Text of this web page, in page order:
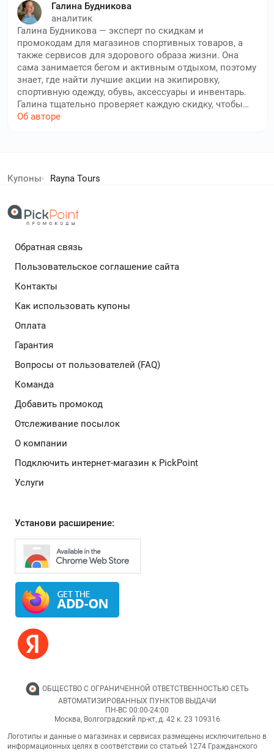
Галина Будникова
аналитик
Галина Будникова — эксперт по скидкам и
промокодам для магазинов спортивных товаров, а
также сервисов для здорового образа жизни. Она
сама занимается бегом и активным отдыхом, поэтому
знает, где найти лучшие акции на экипировку,
спортивную одежду, обувь, аксессуары и инвентарь.
Галина тщательно проверяет каждую скидку, чтобы
вы могли быть уверены в её актуальности и не
анализы в максимальной выгодой. Благодаря
лучшей цене, не упуская ни одной выгодной акции.
Об авторе
Купоны Rayna Tours
Обратная связь
Пользовательское соглашение сайта
Контакты
Как использовать купоны
Оплата
Гарантия
Вопросы от пользователей (FAQ)
Команда
Добавить промокод
Отслеживание посылок
О компании
Подключить интернет-магазин к PickPoint
Услуги
Установи расширение:
ОБЩЕСТВО С ОГРАНИЧЕННОЙ ОТВЕТСТВЕННОСТЬЮ СЕТЬ
АВТОМАТИЗИРОВАННЫХ ПУНКТОВ ВЫДАЧИ
ПН-ВС 00:00-24:00
Москва, Волгоградский пр-кт, д. 42 к. 23 109316
Логотипы и данные о магазинах и сервисах размещены исключительно в
информационных целях в соответствии со статьей 1274 Гражданского